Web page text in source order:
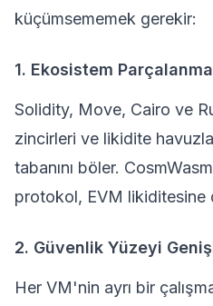
küçümsememek gerekir:
1. Ekosistem
Solidity, Move, Cairo ve
zincirleri ve likidite
tabanını böler.
protokol, EVM likiditesine
2. Güvenlik Yüzeyi
Her VM'nin ayrı bir